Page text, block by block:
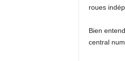
roues
Bien
central